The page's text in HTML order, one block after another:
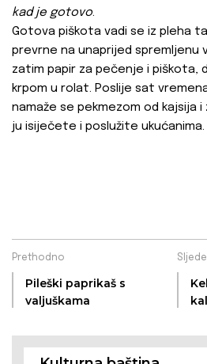
kad je gotovo.
Gotova piškota vadi se iz pleha
prevrne na unaprijed spremljenu
zatim papir za pečenje i piškota,
krpom u rolat. Poslije sat
namaže se pekmezom od kajsija
ju isiječete i poslužite ukućanima.
Prethodno
Pileški paprikaš s
valjuškama